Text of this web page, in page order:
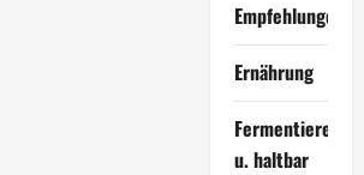
Empfehlungen
Ernährung
Fermentieren
u. haltbar